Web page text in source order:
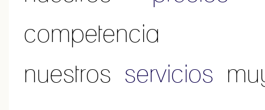
nuestros servicios